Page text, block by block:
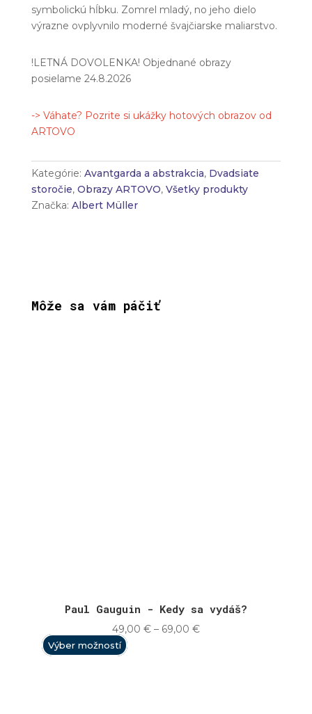
symbolickú hĺbku. Zomrel mladý, no jeho dielo
výrazne ovplyvnilo moderné švajčiarske maliarstvo.
!LETNÁ DOVOLENKA! Objednané obrazy
posielame 24.8.2026
-> Váhate? Pozrite si ukážky hotových obrazov od
ARTOVO
Kategórie: Avantgarda a abstrakcia, Dvadsiate
storočie, Obrazy ARTOVO, Všetky produkty
Značka: Albert Müller
Môže sa vám páčiť
Paul Gauguin - Kedy sa vydáš?
49,00 € – 69,00 €Price
Výber možností